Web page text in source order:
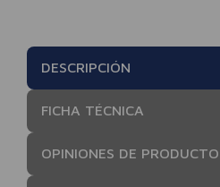
DESCRIPCIÓN
FICHA TÉCNICA
OPINIONES DE PRODUCTO